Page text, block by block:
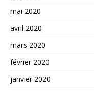
mai 2020
avril 2020
mars 2020
février 2020
janvier 2020